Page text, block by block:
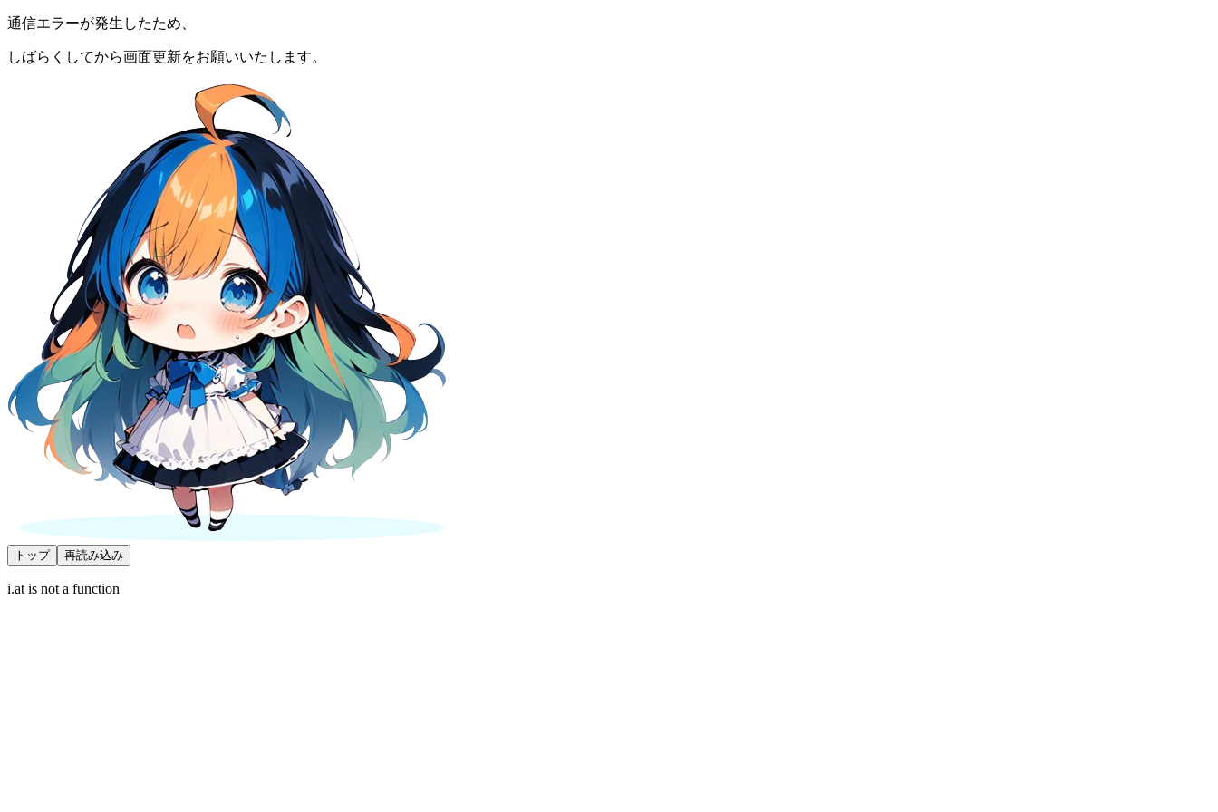
通信エラーが発生したため、
しばらくしてから画面更新をお願いいたします。
トップ 再読み込み
i.at is not a function